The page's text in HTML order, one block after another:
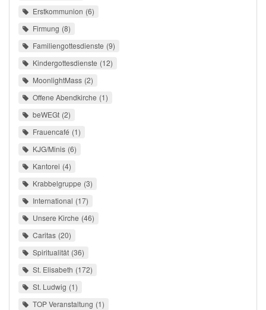
Erstkommunion 6
Firmung 8
Familiengottesdienste 9
Kindergottesdienste 12
MoonlightMass 2
Offene Abendkirche 1
beWEGt 2
Frauencafé 1
KJG/Minis 6
Kantorei 4
Krabbelgruppe 3
International 17
Unsere Kirche 46
Caritas 20
Spiritualität 36
St. Elisabeth 172
St. Ludwig 1
TOP Veranstaltung 1